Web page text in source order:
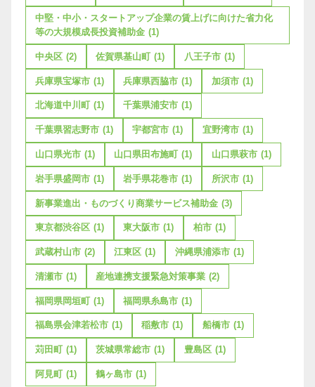
中堅・中小・スタートアップ企業の賃上げに向けた省力化
等の大規模成長投資補助金 (1)
中央区 (2) 佐賀県基山町 (1) 八王子市 (1)
兵庫県宝塚市 (1) 兵庫県西脇市 (1) 加須市 (1)
北海道中川町 (1) 千葉県浦安市 (1)
千葉県習志野市 (1) 宇都宮市 (1) 宜野湾市 (1)
山口県光市 (1) 山口県田布施町 (1) 山口県萩市 (1)
岩手県盛岡市 (1) 岩手県花巻市 (1) 所沢市 (1)
新事業進出・ものづくり商業サービス補助金 (3)
東京都渋谷区 (1) 東大阪市 (1) 柏市 (1)
武蔵村山市 (2) 江東区 (1) 沖縄県浦添市 (1)
清瀬市 (1) 産地連携支援緊急対策事業 (2)
福岡県岡垣町 (1) 福岡県糸島市 (1)
福島県会津若松市 (1) 稲敷市 (1) 船橋市 (1)
苅田町 (1) 茨城県常総市 (1) 豊島区 (1)
阿見町 (1) 鶴ヶ島市 (1)